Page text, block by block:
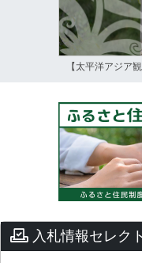
【太平洋アジア
入札情報セレクト